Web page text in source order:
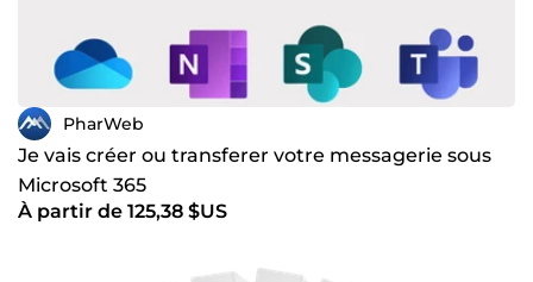
PharWeb
Je vais créer ou transferer votre messagerie sous
Microsoft 365
À partir de 125,38 $US